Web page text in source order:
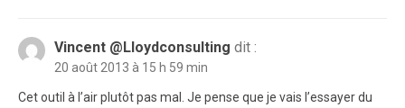
Vincent @Lloydconsulting dit :
20 août 2013 à 15 h 59 min
Cet outil à l’air plutôt pas mal. Je pense que je vais l’essayer du